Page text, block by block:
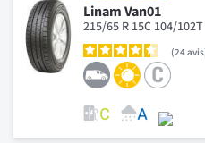
Linam Van01
215/65 R 15C 104/102T
24avis